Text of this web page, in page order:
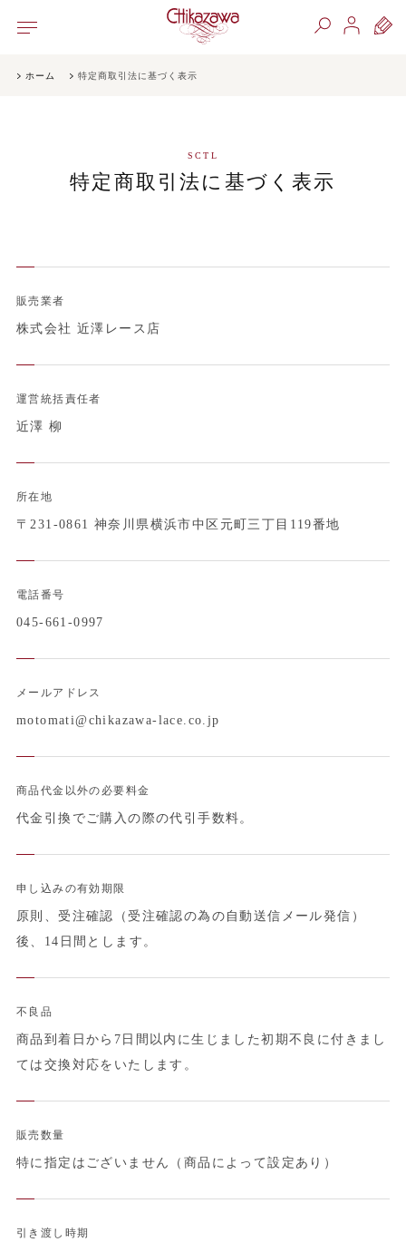
ホーム 特定商取引法に基づく表示
SCTL
特定商取引法に基づく表示
販売業者
株式会社 近澤レース店
運営統括責任者
近澤 柳
所在地
〒231-0861 神奈川県横浜市中区元町三丁目119番地
電話番号
045-661-0997
メールアドレス
motomati@chikazawa-lace.co.jp
商品代金以外の必要料金
代金引換でご購入の際の代引手数料。
申し込みの有効期限
原則、受注確認（受注確認の為の自動送信メール発信）
後、14日間とします。
不良品
商品到着日から7日間以内に生じました初期不良に付きまし
ては交換対応をいたします。
販売数量
特に指定はございません（商品によって設定あり）
引き渡し時期